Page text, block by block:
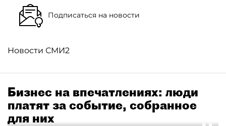
Подписаться на новости
Новости СМИ2
Бизнес на впечатлениях: люди
платят за событие, собранное
для них